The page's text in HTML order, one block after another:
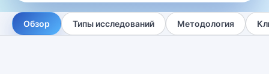
Обзор Типы исследований Методология